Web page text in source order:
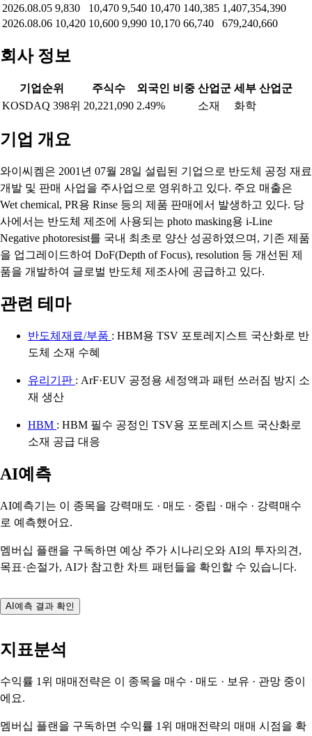
2026.08.05 9,830 10,470 9,540 10,470 140,385 1,407,354,390
2026.08.06 10,420 10,600 9,990 10,170 66,740 679,240,660
회사 정보
기업순위 주식수 외국인 비중 산업군 세부 산업군
KOSDAQ 398위 20,221,090 2.49% 소재 화학
기업 개요
와이씨켐은 2001년 07월 28일 설립된 기업으로 반도체 공정 재료
개발 및 판매 사업을 주사업으로 영위하고 있다. 주요 매출은
Wet chemical, PR용 Rinse 등의 제품 판매에서 발생하고 있다. 당
사에서는 반도체 제조에 사용되는 photo masking용 i-Line
Negative photoresist를 국내 최초로 양산 성공하였으며, 기존 제품
을 업그레이드하여 DoF(Depth of Focus), resolution 등 개선된 제
품을 개발하여 글로벌 반도체 제조사에 공급하고 있다.
관련 테마
반도체재료/부품 : HBM용 TSV 포토레지스트 국산화로 반
도체 소재 수혜
유리기판 : ArF·EUV 공정용 세정액과 패턴 쓰러짐 방지 소
재 생산
HBM : HBM 필수 공정인 TSV용 포토레지스트 국산화로
소재 공급 대응
AI예측
AI예측기는 이 종목을 강력매도 · 매도 · 중립 · 매수 · 강력매수
로 예측했어요.
멤버십 플랜을 구독하면 예상 주가 시나리오와 AI의 투자의견,
목표·손절가, AI가 참고한 차트 패턴들을 확인할 수 있습니다.
AI예측 결과 확인
지표분석
수익률 1위 매매전략은 이 종목을 매수 · 매도 · 보유 · 관망 중이
에요.
멤버십 플랜을 구독하면 수익률 1위 매매전략의 매매 시점을 확